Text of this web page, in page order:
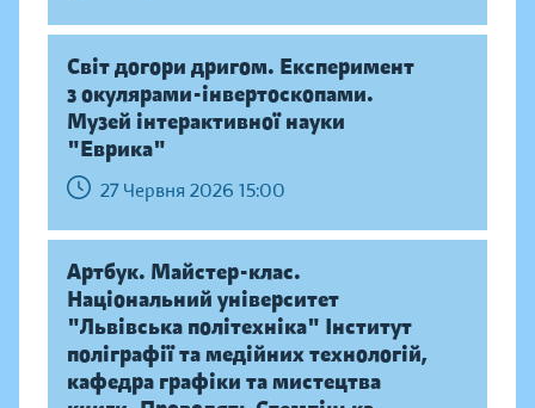
Світ догори дригом. Експеримент
з окулярами-інвертоскопами.
Музей інтерактивної науки
"Еврика"
27 Червня 2026 15:00
Артбук. Майстер-клас.
Національний університет
"Львівська політехніка" Інститут
поліграфії та медійних технологій,
кафедра графіки та мистецтва